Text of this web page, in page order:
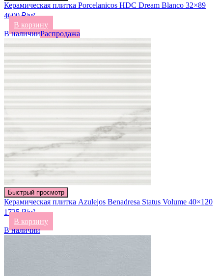
Керамическая плитка Porcelanicos HDC Dream Blanco 32×89
4600 ₽/м²
В корзину
В наличииРаспродажа
Быстрый просмотр
Керамическая плитка Azulejos Benadresa Status Volume 40×120
1725 ₽/м²
В корзину
В наличии